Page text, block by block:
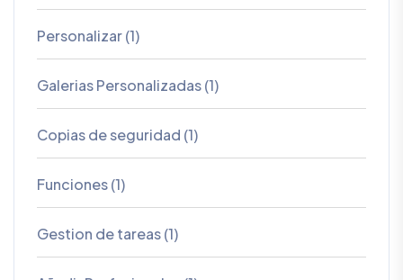
Personalizar (1)
Galerias Personalizadas (1)
Copias de seguridad (1)
Funciones (1)
Gestion de tareas (1)